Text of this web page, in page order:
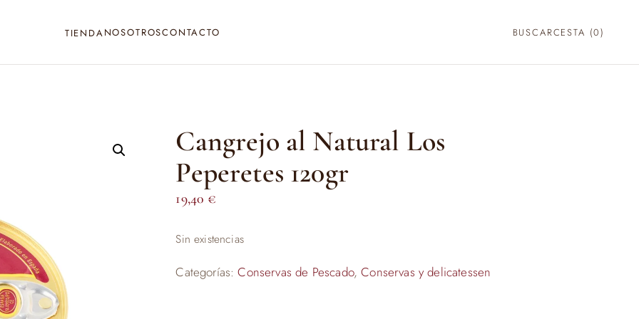
TIENDANOSOTROSCONTACTO BUSCARCESTA (0)
Cangrejo al Natural Los
Peperetes 120gr
19,40 €
Sin existencias
Categorías:Conservas de Pescado,Conservas y delicatessen